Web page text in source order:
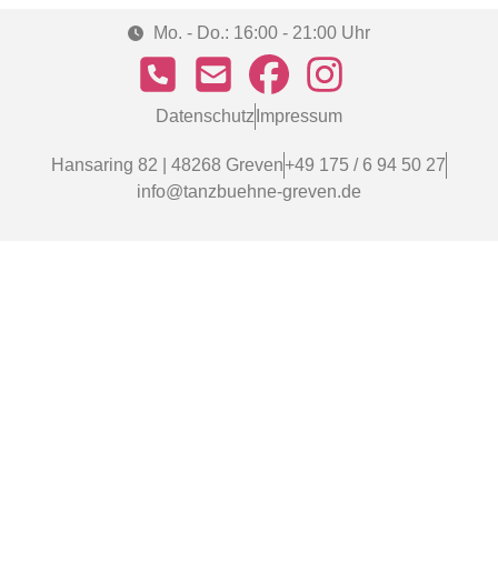
Mo. - Do.: 16:00 - 21:00 Uhr
Datenschutz Impressum
Hansaring 82 | 48268 Greven+49 175 / 6 94 50 27
info@tanzbuehne-greven.de